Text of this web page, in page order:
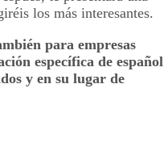
los más interesantes.
para empresas
específica de español
y en su lugar de